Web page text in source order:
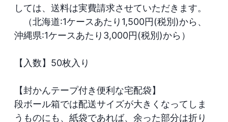
しては、送料は実費請求させていただきます。
（北海道:1ケースあたり1,500円(税別)から、
沖縄県:1ケースあたり3,000円(税別)から）
【入数】50枚入り
【封かんテープ付き便利な宅配袋】
段ボール箱では配送サイズが大きくなってしま
うものにも、紙袋であれば、余った部分は折り